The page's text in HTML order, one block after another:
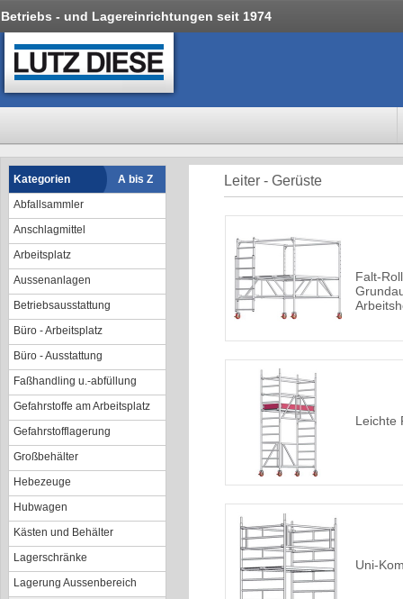
Betriebs - und Lagereinrichtungen seit 1974
Kategorien
A bis Z
Abfallsammler
Anschlagmittel
Arbeitsplatz
Aussenanlagen
Betriebsausstattung
Büro - Arbeitsplatz
Büro - Ausstattung
Faßhandling u.-abfüllung
Gefahrstoffe am Arbeitsplatz
Gefahrstofflagerung
Großbehälter
Hebezeuge
Hubwagen
Kästen und Behälter
Lagerschränke
Lagerung Aussenbereich
Leiter - Gerüste
Falt-
Leichte
Uni-